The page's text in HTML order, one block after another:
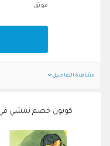
موثق
مشاهدة التفاصيل